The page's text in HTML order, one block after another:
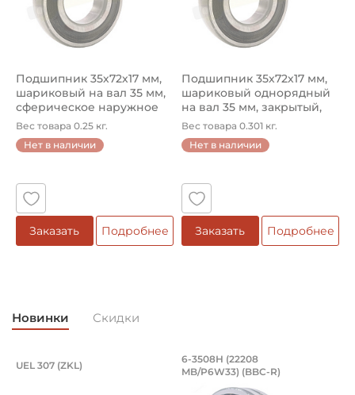
Смазка:
Смазка на весь срок службы
Обозначение в программе завода:
Bearings Type 172
Классификация завода - производителя:
Корпусные шариковые подшипники типа Y
Сербия
Подшипник 35х72х17 мм,
шариковый на вал 35 мм,
сферическое наружное
кол...
Вес товара 0.25 кг.
Нет в наличии
Заказать Подробнее
Подшипник 35х72х17 мм,
шариковый однорядный
на вал 35 мм, закрытый,
сфе...
Вес товара 0.301 кг.
Нет в наличии
Заказать Подробнее
Новинки Скидки
Подшипник 35х80х51,6/25 мм,
Подшипник 35х80х51,6/25 мм, шариковый с круглым
UEL 307 (ZKL) Подшипник
Подшипник 6-3508Н (22208
6-3508Н (22208
MB/P6W33) (BBC-R)